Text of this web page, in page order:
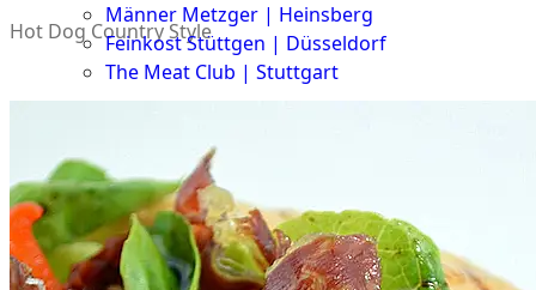
Männer Metzger | Heinsberg
Feinkost Stüttgen | Düsseldorf
The Meat Club | Stuttgart
Hot Dog Country Style